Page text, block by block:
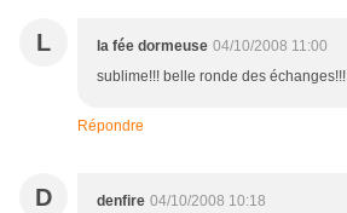
L la fée dormeuse 04/10/2008 11:00
sublime!!! belle ronde des échanges!!!
Répondre
D denfire 04/10/2008 10:18